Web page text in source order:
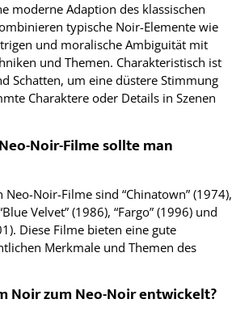
moderne Adaption des klassischen
typische Noir-Elemente wie
und moralische Ambiguität mit
und Themen. Charakteristisch ist
Schatten, um eine düstere Stimmung
Charaktere oder Details in Szenen
Noir-Filme sollte man
Neo-Noir-Filme sind “Chinatown” (1974),
Velvet” (1986), “Fargo” (1996) und
Diese Filme bieten eine gute
Merkmale und Themen des
Noir zum Neo-Noir entwickelt?